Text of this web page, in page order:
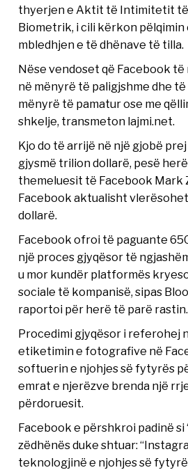
thyerjen e Aktit të Intimitetit
Biometrik, i cili kërkon
mbledhjen e të dhënave të tilla.
Nëse vendoset që Facebook
në mënyrë të paligjshme dhe
mënyrë të pamatur ose me
shkelje, transmeton lajmi.net.
Kjo do të arrijë në një gjobë prej
gjysmë trilion dollarë, pesë
themeluesit të Facebook Mark
Facebook aktualisht
dollarë.
Facebook ofroi të paguante
një proces gjyqësor të
u mor kundër platformës
sociale të kompanisë, sipas
raportoi për herë të parë rastin.
Procedimi gjyqësor i referohej
etiketimin e fotografive në
softuerin e njohjes së fytyrës
emrat e njerëzve brenda një
përdoruesit.
Facebook e përshkroi padinë si
zëdhënës duke shtuar:
teknologjinë e njohjes së